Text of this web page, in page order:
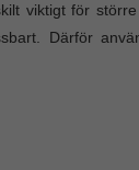
viktigt för
Därför